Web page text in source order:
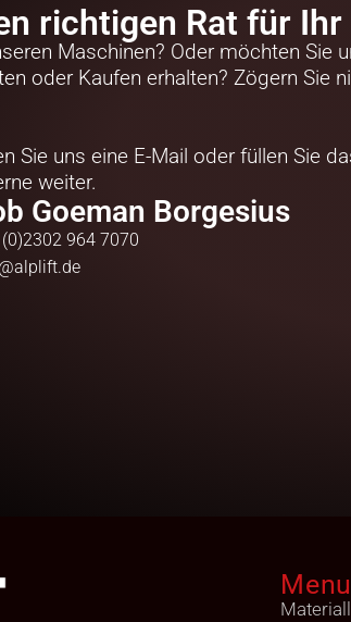
richtigen Rat für
Maschinen? Oder möchten Sie
oder Kaufen erhalten? Zögern Sie
Sie uns eine E-Mail oder füllen Sie
weiter.
Goeman Borgesius
964 7070
Menu